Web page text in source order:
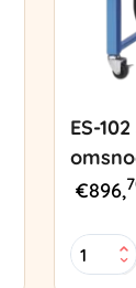
ES-
€896,
ES-
102